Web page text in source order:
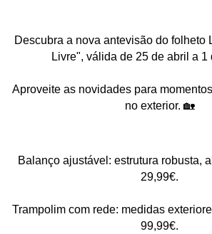
Descubra a nova antevisão do folheto
Livre", válida de 25 de abril a 1
Aproveite as novidades para
no exterior. 🏡
Balanço ajustável: estrutura robusta,
29,99€.
Trampolim com rede: medidas
99,99€.